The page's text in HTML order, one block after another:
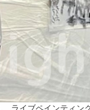
ライブペインティン